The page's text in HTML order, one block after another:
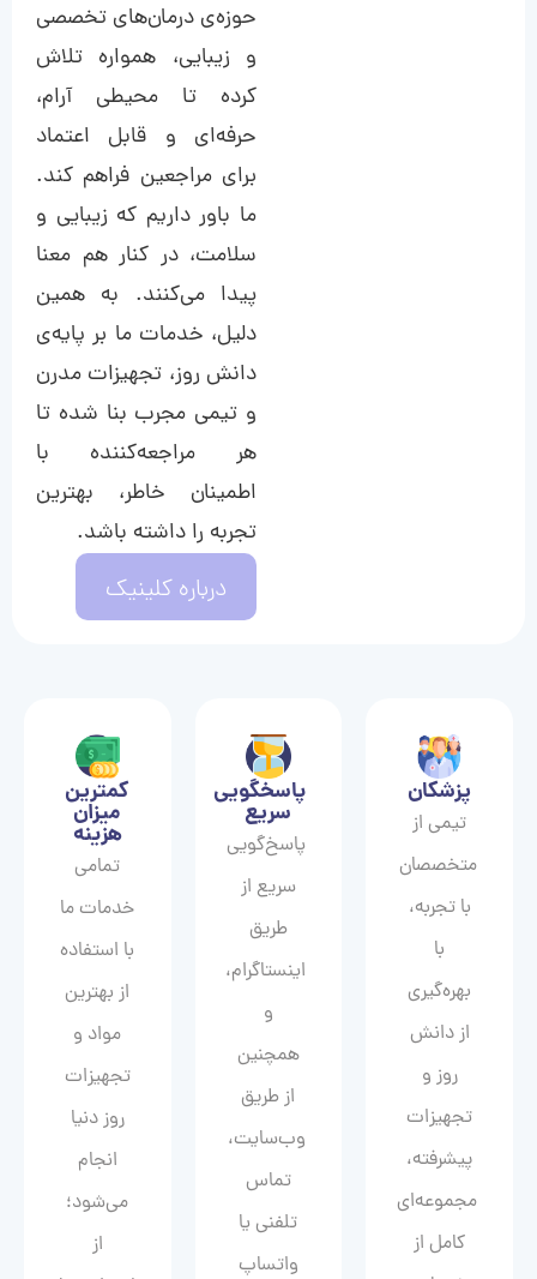
حوزه‌ی درمان‌های تخصصی
و زیبایی، همواره تلاش
کرده تا محیطی آرام،
حرفه‌ای و قابل اعتماد
برای مراجعین فراهم کند.
ما باور داریم که زیبایی و
سلامت، در کنار هم معنا
پیدا می‌کنند. به همین
دلیل، خدمات ما بر پایه‌ی
دانش روز، تجهیزات مدرن
و تیمی مجرب بنا شده تا
هر مراجعه‌کننده با
اطمینان خاطر، بهترین
تجربه را داشته باشد.
درباره کلینیک
پزشکان
تیمی از
متخصصان
با تجربه،
با
بهره‌گیری
از دانش
روز و
تجهیزات
پیشرفته،
مجموعه‌ای
کامل از
پاسخگویی
سریع
پاسخ‌گویی
سریع از
طریق
اینستاگرام،
و
همچنین
از طریق
وب‌سایت،
تماس
تلفنی یا
واتساپ
کمترین
میزان
هزینه
تمامی
خدمات ما
با استفاده
از بهترین
مواد و
تجهیزات
روز دنیا
انجام
می‌شود؛
از